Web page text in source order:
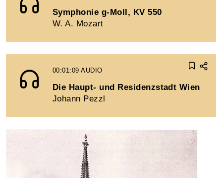
Symphonie g-Moll, KV 550
W. A. Mozart
00:01:09AUDIO
Die Haupt- und Residenzstadt Wien
Johann Pezzl